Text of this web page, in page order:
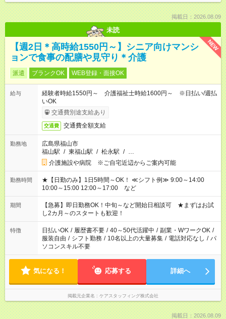
掲載日：2026.08.09
未読
NEW
【週2日＊高時給1550円～】シニア向けマンシ
ョンで食事の配膳や見守り＊介護
派遣 ブランクOK WEB登録・面接OK
給与
経験者時給1550円～ 介護福祉士時給1600円～ ※日払い/週払
いOK
交通費別途支給あり
交通費 交通費全額支給
勤務地
広島県福山市
福山駅 / 東福山駅 / 松永駅 / …
介護施設や病院 ※ご自宅近辺からご案内可能
勤務時間
★【日勤のみ】1日5時間～OK！ ≪シフト例≫ 9:00～14:00
10:00～15:00 12:00～17:00 など
期間
【急募】即日勤務OK！中旬～など開始日相談可 ★まずはお試
し2カ月～のスタートも歓迎！
特徴 日払いOK / 履歴書不要 / 40～50代活躍中 / 副業・WワークOK /
服装自由 / シフト勤務 / 10名以上の大量募集 / 電話対応なし / パ
ソコンスキル不要
気になる！ 応募する 詳細へ
掲載元企業名 ケアスタッフィング株式会社
掲載日：2026.08.09